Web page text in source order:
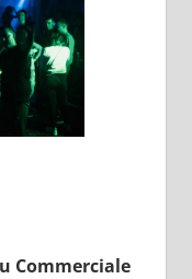
Commerciale